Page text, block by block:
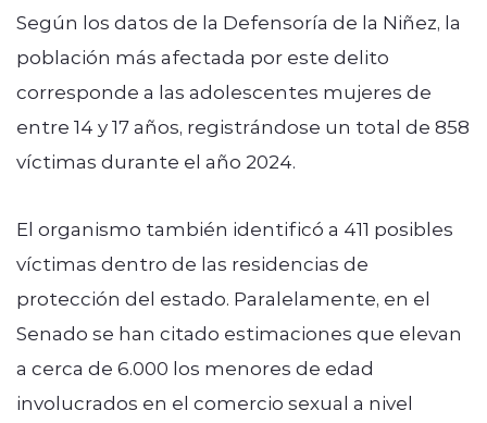
Según los datos de la Defensoría de la Niñez, la
población más afectada por este delito
corresponde a las adolescentes mujeres de
entre 14 y 17 años, registrándose un total de 858
víctimas durante el año 2024.
El organismo también identificó a 411 posibles
víctimas dentro de las residencias de
protección del estado. Paralelamente, en el
Senado se han citado estimaciones que elevan
a cerca de 6.000 los menores de edad
involucrados en el comercio sexual a nivel